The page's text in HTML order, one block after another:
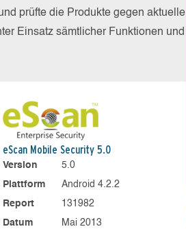
prüfte die Produkte gegen aktuelle
Einsatz sämtlicher Funktionen und
eScan Mobile Security 5.0
Version
5.0
Plattform
Android 4.2.2
Report
131982
Datum
Mai 2013